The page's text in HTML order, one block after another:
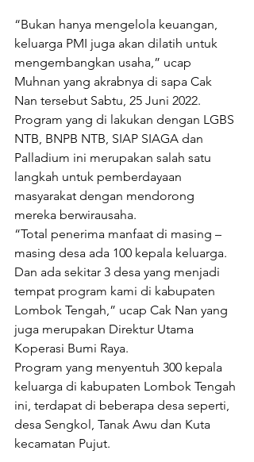
“Bukan hanya mengelola keuangan,
keluarga PMI juga akan dilatih untuk
mengembangkan usaha,” ucap
Muhnan yang akrabnya di sapa Cak
Nan tersebut Sabtu, 25 Juni 2022.
Program yang di lakukan dengan LGBS
NTB, BNPB NTB, SIAP SIAGA dan
Palladium ini merupakan salah satu
langkah untuk pemberdayaan
masyarakat dengan mendorong
mereka berwirausaha.
“Total penerima manfaat di masing –
masing desa ada 100 kepala keluarga.
Dan ada sekitar 3 desa yang menjadi
tempat program kami di kabupaten
Lombok Tengah,” ucap Cak Nan yang
juga merupakan Direktur Utama
Koperasi Bumi Raya.
Program yang menyentuh 300 kepala
keluarga di kabupaten Lombok Tengah
ini, terdapat di beberapa desa seperti,
desa Sengkol, Tanak Awu dan Kuta
kecamatan Pujut.